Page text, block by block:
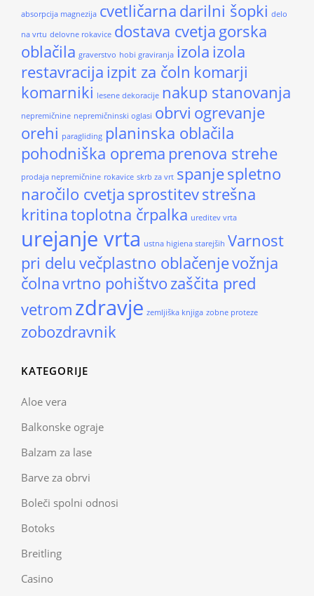
absorpcija magnezija cvetličarna darilni šopki delo
na vrtu delovne rokavice dostava cvetja gorska
oblačila graverstvo hobi graviranja izola izola
restavracija izpit za čoln komarji
komarniki lesene dekoracije nakup stanovanja
nepremičnine nepremičninski oglasi obrvi ogrevanje
orehi paragliding planinska oblačila
pohodniška oprema prenova strehe
prodaja nepremičnine rokavice skrb za vrt spanjespletno
naročilo cvetja sprostitevstrešna
kritinatoplotna črpalka ureditev vrta
urejanje vrta ustna higiena starejših Varnost
pri delu večplastno oblačenjevožnja
čolnavrtno pohištvo zaščita pred
vetrom zdravje zemljiška knjiga zobne proteze
zobozdravnik
KATEGORIJE
Aloe vera
Balkonske ograje
Balzam za lase
Barve za obrvi
Boleči spolni odnosi
Botoks
Breitling
Casino